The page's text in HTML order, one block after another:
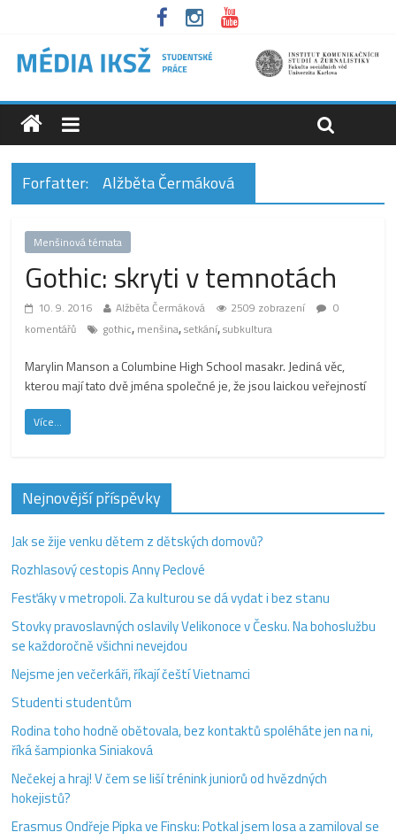
Forfatter: Alžběta Čermáková
Menšinová témata
Gothic: skryti v temnotách
10. 9. 2016 Alžběta Čermáková 2509 zobrazení
0
komentářů
gothic, menšina,setkání,subkultura
Marylin Manson a Columbine High School masakr. Jediná věc,
kterou mají tato dvě jména společné je, že jsou laickou veřejností
Více...
Nejnovější příspěvky
Jak se žije venku dětem z dětských domovů?
Rozhlasový cestopis Anny Peclové
Fesťáky v metropoli. Za kulturou se dá vydat i bez stanu
Stovky pravoslavných oslavily Velikonoce v Česku. Na bohoslužbu
se každoročně všichni nevejdou
Nejsme jen večerkáři, říkají čeští Vietnamci
Studenti studentům
Rodina toho hodně obětovala, bez kontaktů spoléháte jen na ni,
říká šampionka Siniaková
Nečekej a hraj! V čem se liší trénink juniorů od hvězdných
hokejistů?
Erasmus Ondřeje Pipka ve Finsku: Potkal jsem losa a zamiloval se